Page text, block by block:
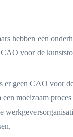
hebben een
voor de
er geen CAO voor
moeizaam proces